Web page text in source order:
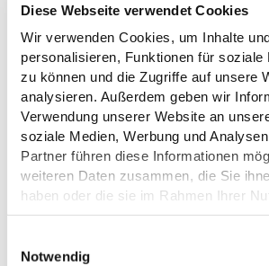
Diese Webseite verwendet Cookies
Wir verwenden Cookies, um Inhalte
personalisieren, Funktionen für soziale
zu können und die Zugriffe auf unsere
analysieren. Außerdem geben wir
Verwendung unserer Website an
soziale Medien, Werbung und
Partner führen diese Informationen
weiteren Daten zusammen, die Sie
haben oder die sie im Rahmen Ihrer
gesammelt haben.
Datenschutz
Notwendig
Tel.:+49 4523 / 984273 - 0
Fax:+49 4523 / 984273 - 9
E-Mail:info@tourismus-malente.de
Webseite:www.tourismus-malente.de
Anreise planen